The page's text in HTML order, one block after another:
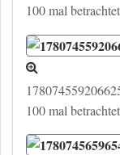
100 mal betrachtet
100 mal betrachtet